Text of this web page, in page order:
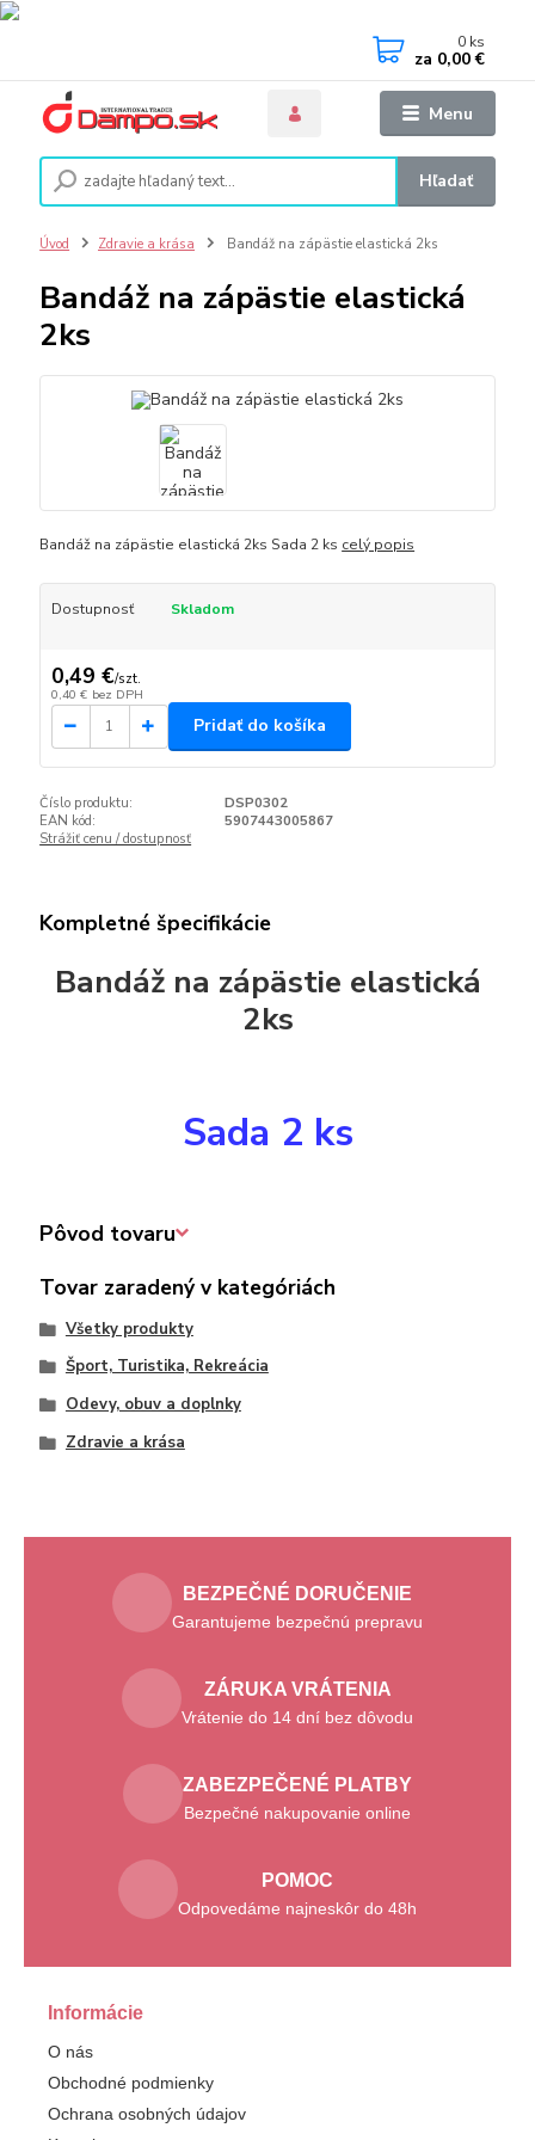
Menu
Hľadať
0 ks
za 0,00 €
Úvod Zdravie a krása Bandáž na zápästie elastická 2ks
Bandáž na zápästie elastická
2ks
Bandáž na zápästie elastická 2ks Sada 2 ks celý popis
Dostupnosť Skladom
0,49 €/szt.
0,40 € bez DPH
Pridať do košíka
Číslo produktu:
DSP0302
EAN kód:
5907443005867
Strážiť cenu / dostupnosť
Kompletné špecifikácie
Bandáž na zápästie elastická
2ks
Sada 2 ks
Pôvod tovaru
Tovar zaradený v kategóriách
Všetky produkty
Šport, Turistika, Rekreácia
Odevy, obuv a doplnky
Zdravie a krása
BEZPEČNÉ DORUČENIE
Garantujeme bezpečnú prepravu
ZÁRUKA VRÁTENIA
Vrátenie do 14 dní bez dôvodu
ZABEZPEČENÉ PLATBY
Bezpečné nakupovanie online
POMOC
Odpovedáme najneskôr do 48h
Informácie
O nás
Obchodné podmienky
Ochrana osobných údajov